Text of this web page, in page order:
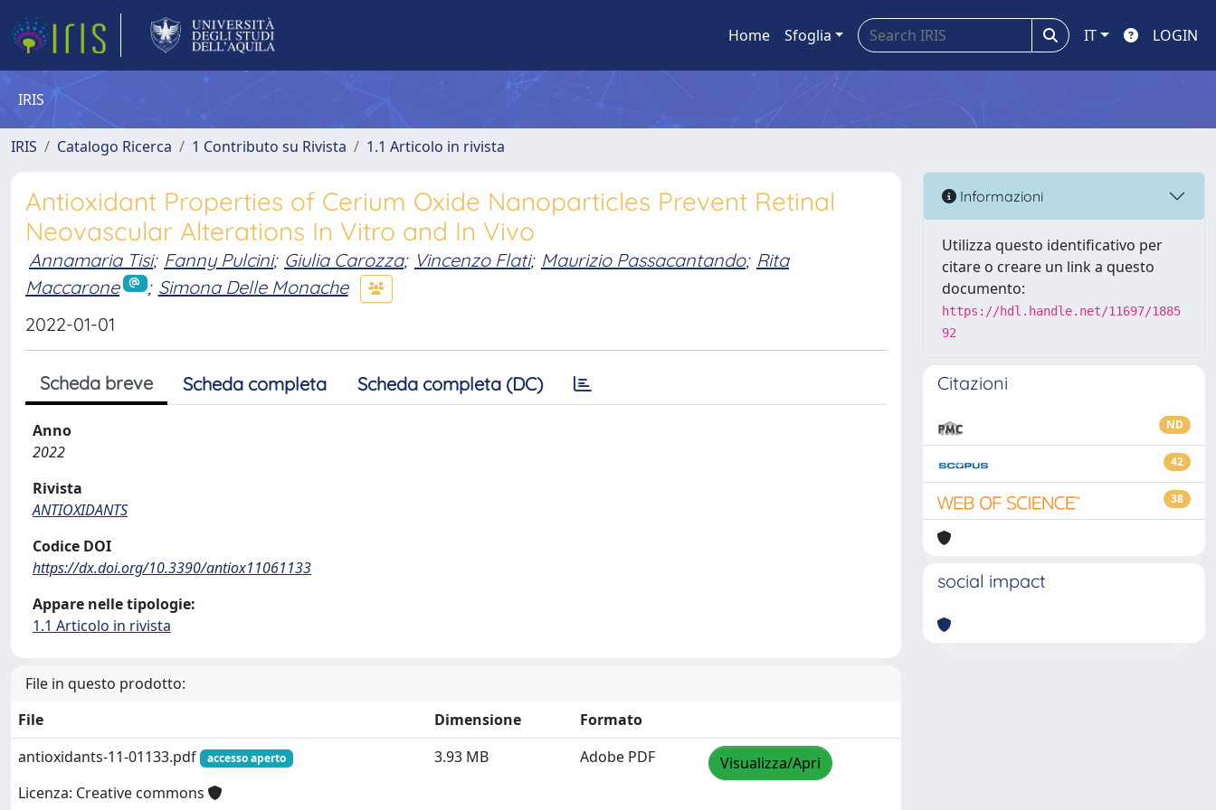
Home Sfoglia IT LOGIN
IRIS
IRIS Catalogo Ricerca 1 Contributo su Rivista 1.1 Articolo in rivista
Antioxidant Properties of Cerium Oxide Nanoparticles Prevent Retinal
Neovascular Alterations In Vitro and In Vivo
Annamaria Tisi; Fanny Pulcini; Giulia Carozza; Vincenzo Flati; Maurizio Passacantando; Rita
Maccarone
; Simona Delle Monache
2022-01-01
Scheda breve Scheda completa Scheda completa (DC)
Anno
2022
Rivista
ANTIOXIDANTS
Codice DOI
https://dx.doi.org/10.3390/antiox11061133
Appare nelle tipologie:
1.1 Articolo in rivista
File in questo prodotto:
File
Dimensione
Formato
antioxidants-11-01133.pdf
accesso aperto
Licenza: Creative commons
3.93 MB Adobe PDF Visualizza/Apri
Informazioni
Utilizza questo identificativo per
citare o creare un link a questo
documento:
https://hdl.handle.net/11697/1885
92
Citazioni
ND
42
38
social impact